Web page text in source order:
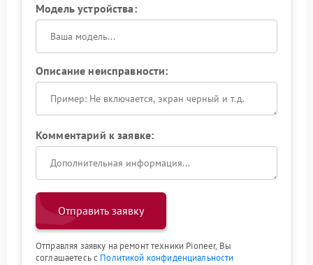
Модель устройства:
Описание неисправности:
Комментарий к заявке:
Отправить заявку
Отправляя заявку на ремонт техники Pioneer, Вы
соглашаетесь с Политикой конфиденциальности